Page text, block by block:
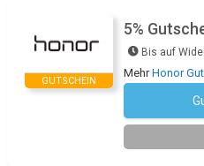
GUTSCHEIN
5%
Bis auf
MehrHonor